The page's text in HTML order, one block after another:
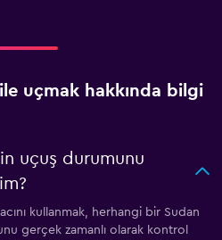
uçmak hakkında bilgi
uçuş durumunu
kullanmak, herhangi bir Sudan
gerçek zamanlı olarak kontrol